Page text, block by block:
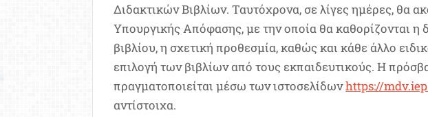
Διδακτικών Βιβλίων. Ταυτόχρονα, σε λίγες ημέρες, θα
Υπουργικής Απόφασης, με την οποία θα καθορίζονται η
βιβλίου, η σχετική προθεσμία, καθώς και κάθε άλλο
επιλογή των βιβλίων από τους εκπαιδευτικούς. Η
πραγματοποιείται μέσω των ιστοσελίδωνhttps://
αντίστοιχα.